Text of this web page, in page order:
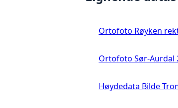
Ortofoto Røyken
Ortofoto Sør-Aurdal
Høydedata Bilde